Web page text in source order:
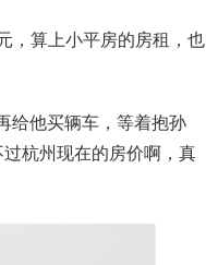
算上小平房的房租，也
他买辆车，等着抱孙
杭州现在的房价啊，真